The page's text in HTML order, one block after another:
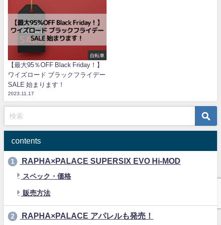
自転車
【最大95％OFF Black Friday！】
ワイズロード ブラックフライデー
SALE 始まります！
2023.11.17
contents
1 RAPHA×PALACE SUPERSIX EVO Hi-MOD
スペック・価格
販売方法
2 RAPHA×PALACE アパレルも発売！